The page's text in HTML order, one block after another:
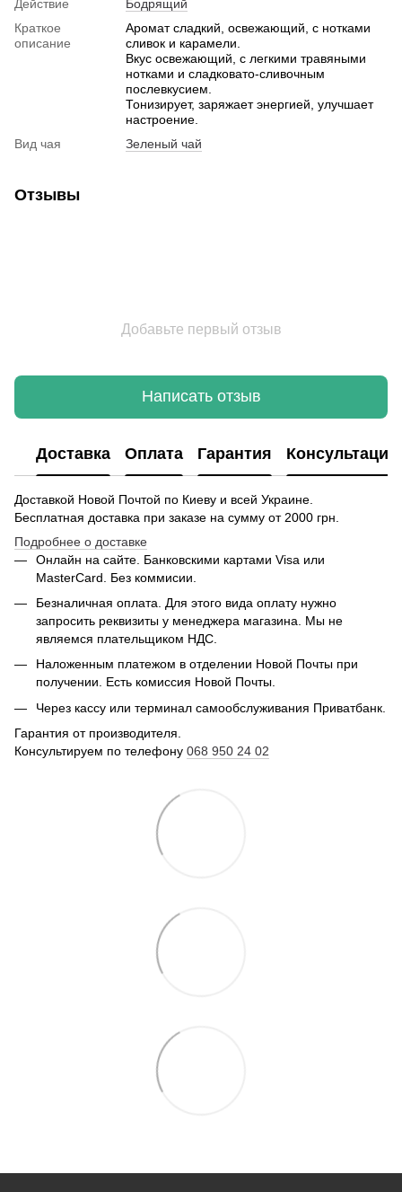
Действие
Бодрящий
Краткое
описание
Аромат сладкий, освежающий, с нотками
сливок и карамели.
Вкус освежающий, с легкими травяными
нотками и сладковато-сливочным
послевкусием.
Тонизирует, заряжает энергией, улучшает
настроение.
Вид чая
Зеленый чай
Отзывы
Добавьте первый отзыв
Написать отзыв
Доставка Оплата Гарантия Консультация
Доставкой Новой Почтой по Киеву и всей Украине.
Бесплатная доставка при заказе на сумму от 2000 грн.
Подробнее о доставке
Онлайн на сайте. Банковскими картами Visa или
MasterCard. Без коммисии.
Безналичная оплата. Для этого вида оплату нужно
запросить реквизиты у менеджера магазина. Мы не
являемся плательщиком НДС.
Наложенным платежом в отделении Новой Почты при
получении. Есть комиссия Новой Почты.
Через кассу или терминал самообслуживания Приватбанк.
Гарантия от производителя.
Консультируем по телефону 068 950 24 02